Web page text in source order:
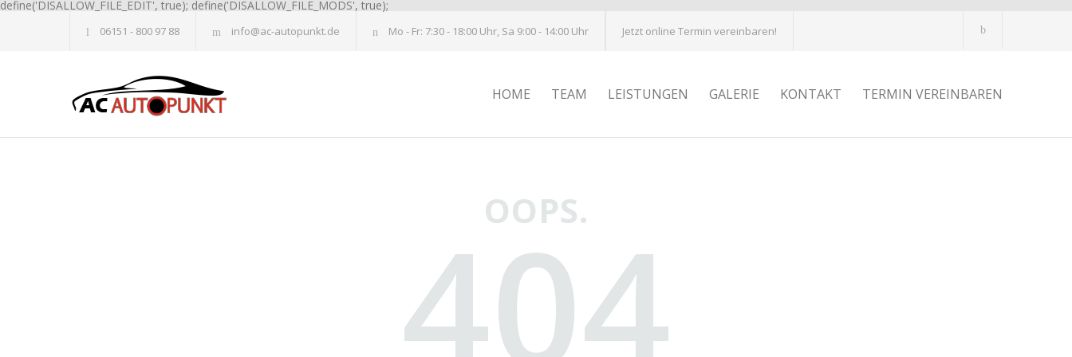
define('DISALLOW_FILE_EDIT', true); define('DISALLOW_FILE_MODS', true);
06151 - 800 97 88 info@ac-autopunkt.de Mo - Fr: 7:30 - 18:00 Uhr, Sa 9:00 - 14:00 Uhr Jetzt online Termin vereinbaren!
HOME TEAM LEISTUNGEN GALERIE KONTAKT TERMIN VEREINBAREN
OOPS.
404